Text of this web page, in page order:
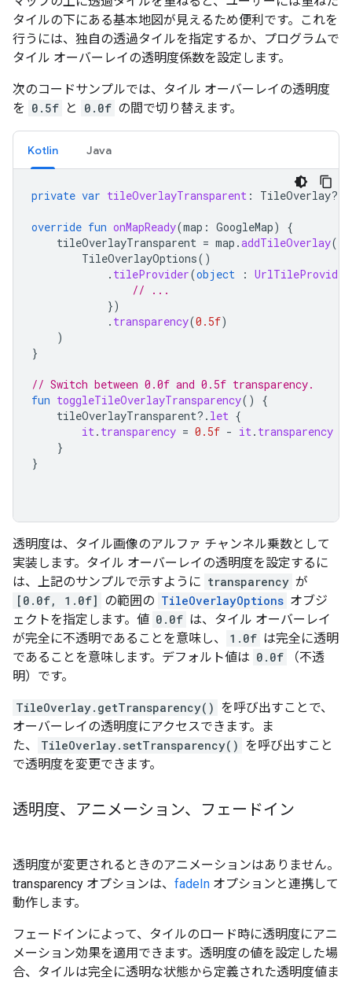
タイルの下にある基本地図が見えるため便利です。これを
行うには、独自の透過タイルを指定するか、プログラムで
タイル オーバーレイの透明度係数を設定します。
次のコードサンプルでは、タイル オーバーレイの透明度
を 0.5f と 0.0f の間で切り替えます。
Kotlin Java
private var tileOverlayTransparent : TileOverlay?
override fun onMapReady(map : GoogleMap)
{
tileOverlayTransparent = map .addTileOverlay(
TileOverlayOptions()
. tileProvider(object : UrlTileProvider
// ...
})
. transparency(0.5f)
)
}
// Switch between 0.0f and 0.5f transparency.
fun toggleTileOverlayTransparency()
{
tileOverlayTransparent?. let {
it. transparency = 0.5f - it. transparency
}
}
透明度は、タイル画像のアルファ チャンネル乗数として
実装します。タイル オーバーレイの透明度を設定するに
は、上記のサンプルで示すように transparency が
[0.0f, 1.0f]
の範囲の TileOverlayOptions オブジ
ェクトを指定します。値 0.0f は、タイル オーバーレイ
が完全に不透明であることを意味し、
1.0f は完全に透明
であることを意味します。デフォルト値は 0.0f
（不透
明）です。
TileOverlay.getTransparency() を呼び出すことで、
オーバーレイの透明度にアクセスできます。ま
た、
TileOverlay.setTransparency() を呼び出すこと
で透明度を変更できます。
透明度、アニメーション、フェードイン
透明度が変更されるときのアニメーションはありません。
transparency オプションは、 fadeIn オプションと連携して
動作します。
フェードインによって、タイルのロード時に透明度にアニ
メーション効果を適用できます。透明度の値を設定した場
合、タイルは完全に透明な状態から定義された透明度値ま